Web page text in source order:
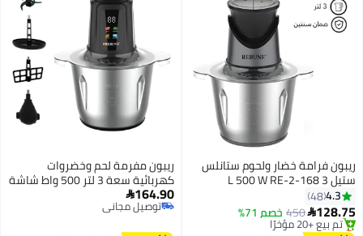
ريبون فرامة خضار ولحوم ستانلس
ستيل 3 L 500 W RE-2-168
4.3
48
128.75
450 خصم 71%
أقل سعر في 30 يوم
ريبون مفرمة لحم وخضروات
كهربائية سعة 3 لتر 500 واط شاشة
رقمية 164.90
#42 في مفارم الأجهزة الصغيرة
أقل سعر في 30 يوم
توصيل مجاني
بتخلّص بسرعة
#42 في مفارم الأجهزة الصغيرة